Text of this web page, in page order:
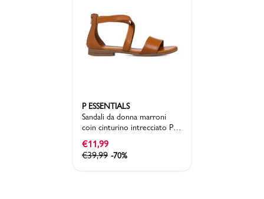
P ESSENTIALS
Sandali da donna marroni
coin cinturino intrecciato P
Essentials
€11,99
€39,99 -70%